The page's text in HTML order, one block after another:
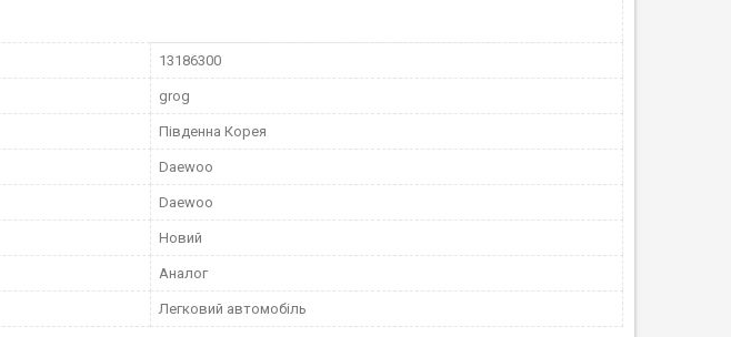
13186300
grog
Південна Корея
Daewoo
Daewoo
Новий
Аналог
Легковий автомобіль